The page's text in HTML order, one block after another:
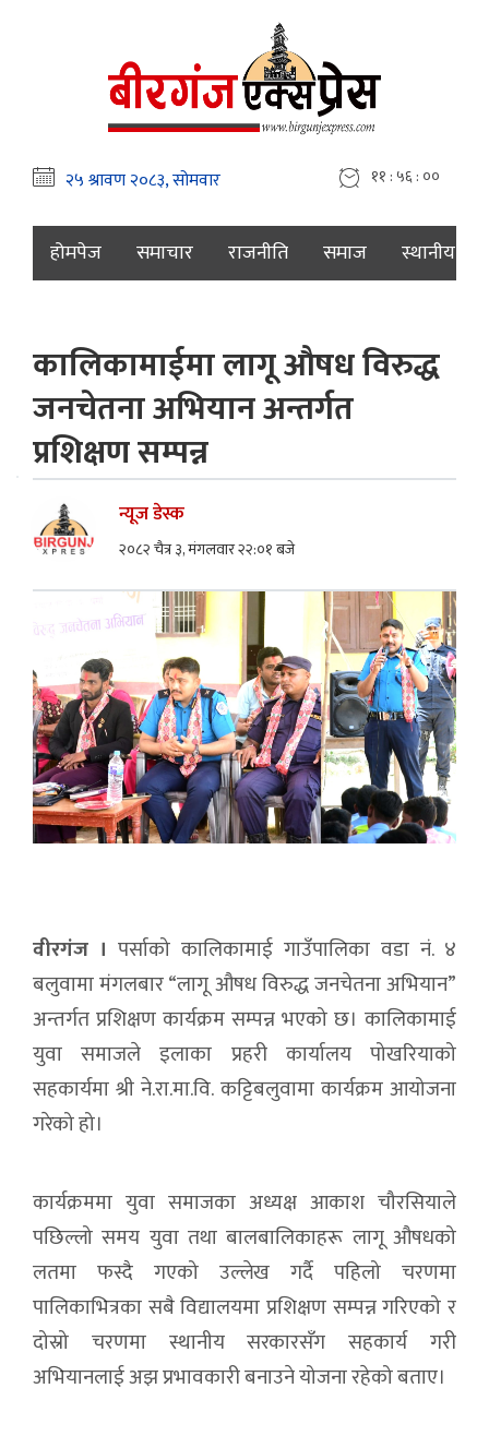
११ : ५६ : ०१
होमपेज समाचार राजनीति समाज स्थानीय
कालिकामाईमा लागू औषध विरुद्ध
जनचेतना अभियान अन्तर्गत
प्रशिक्षण सम्पन्न
न्यूज डेस्क
२०८२ चैत्र ३, मंगलवार २२:०१ बजे
वीरगंज । पर्साको कालिकामाई गाउँपालिका वडा नं. ४
बलुवामा मंगलबार “लागू औषध विरुद्ध जनचेतना अभियान”
अन्तर्गत प्रशिक्षण कार्यक्रम सम्पन्न भएको छ। कालिकामाई
युवा समाजले इलाका प्रहरी कार्यालय पोखरियाको
सहकार्यमा श्री ने.रा.मा.वि. कट्टिबलुवामा कार्यक्रम आयोजना
गरेको हो।
कार्यक्रममा युवा समाजका अध्यक्ष आकाश चौरसियाले
पछिल्लो समय युवा तथा बालबालिकाहरू लागू औषधको
लतमा फस्दै गएको उल्लेख गर्दै पहिलो चरणमा
पालिकाभित्रका सबै विद्यालयमा प्रशिक्षण सम्पन्न गरिएको र
दोस्रो चरणमा स्थानीय सरकारसँग सहकार्य गरी
अभियानलाई अझ प्रभावकारी बनाउने योजना रहेको बताए।